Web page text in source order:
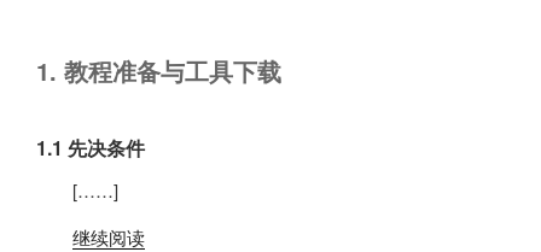
1. 教程准备与工具下载
1.1 先决条件
[……]
继续阅读